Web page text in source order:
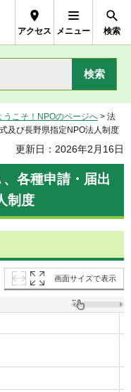
アクセス メニュー 検索
うこそ！NPOのページへ > 法
及び長野県指定NPO法人制度
更新日：2026年2月16日
各種申請・届出
制度
画面サイズで表示